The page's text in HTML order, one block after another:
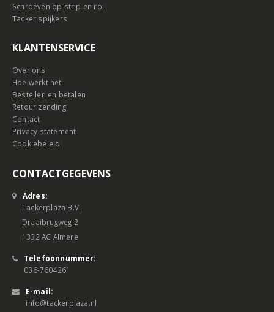
Schroeven op strip en rol
Tacker spijkers
KLANTENSERVICE
Over ons
Hoe werkt het
Bestellen en betalen
Retour zending
Contact
Privacy statement
Cookiebeleid
CONTACTGEGEVENS
Adres:
Tackerplaza B.V.
Draaibrugweg 2
1332 AC Almere
Telefoonnummer:
036-7604261
E-mail:
info@tackerplaza.nl